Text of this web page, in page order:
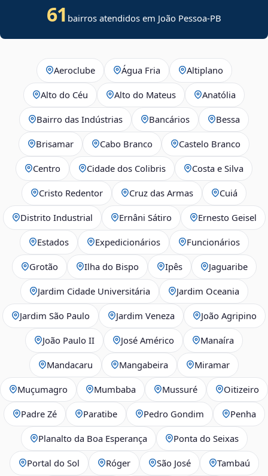
61 bairros atendidos em João Pessoa-PB
Aeroclube Água Fria Altiplano
Alto do Céu Alto do Mateus Anatólia
Bairro das Indústrias Bancários Bessa
Brisamar Cabo Branco Castelo Branco
Centro Cidade dos Colibris Costa e Silva
Cristo Redentor Cruz das Armas Cuiá
Distrito Industrial Ernâni Sátiro Ernesto Geisel
Estados Expedicionários Funcionários
Grotão Ilha do Bispo Ipês Jaguaribe
Jardim Cidade Universitária Jardim Oceania
Jardim São Paulo Jardim Veneza João Agripino
João Paulo II José Américo Manaíra
Mandacaru Mangabeira Miramar
Muçumagro Mumbaba Mussuré Oitizeiro
Padre Zé Paratibe Pedro Gondim Penha
Planalto da Boa Esperança Ponta do Seixas
Portal do Sol Róger São José Tambaú